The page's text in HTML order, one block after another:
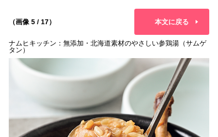
（画像 5 / 17） 本文に戻る
ナムヒキッチン：無添加・北海道素材のやさしい参鶏湯（サムゲ
タン）